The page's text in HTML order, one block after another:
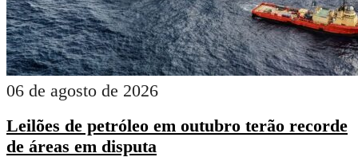
06 de agosto de 2026
Leilões de petróleo em outubro terão recorde
de áreas em disputa